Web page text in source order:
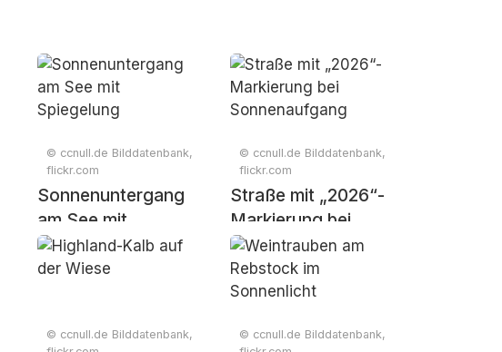
© ccnull.de Bilddatenbank,
flickr.com
Sonnenuntergang
am See mit
Spiegelung
© ccnull.de Bilddatenbank,
flickr.com
Straße mit „2026“-
Markierung bei
Sonnenaufgang
© ccnull.de Bilddatenbank,
© ccnull.de Bilddatenbank,